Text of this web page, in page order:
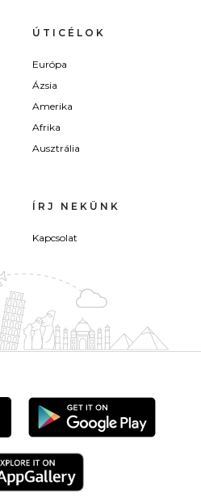
ÚTICÉLOK
Európa
Ázsia
Amerika
Afrika
Ausztrália
ÍRJ NEKÜNK
Kapcsolat